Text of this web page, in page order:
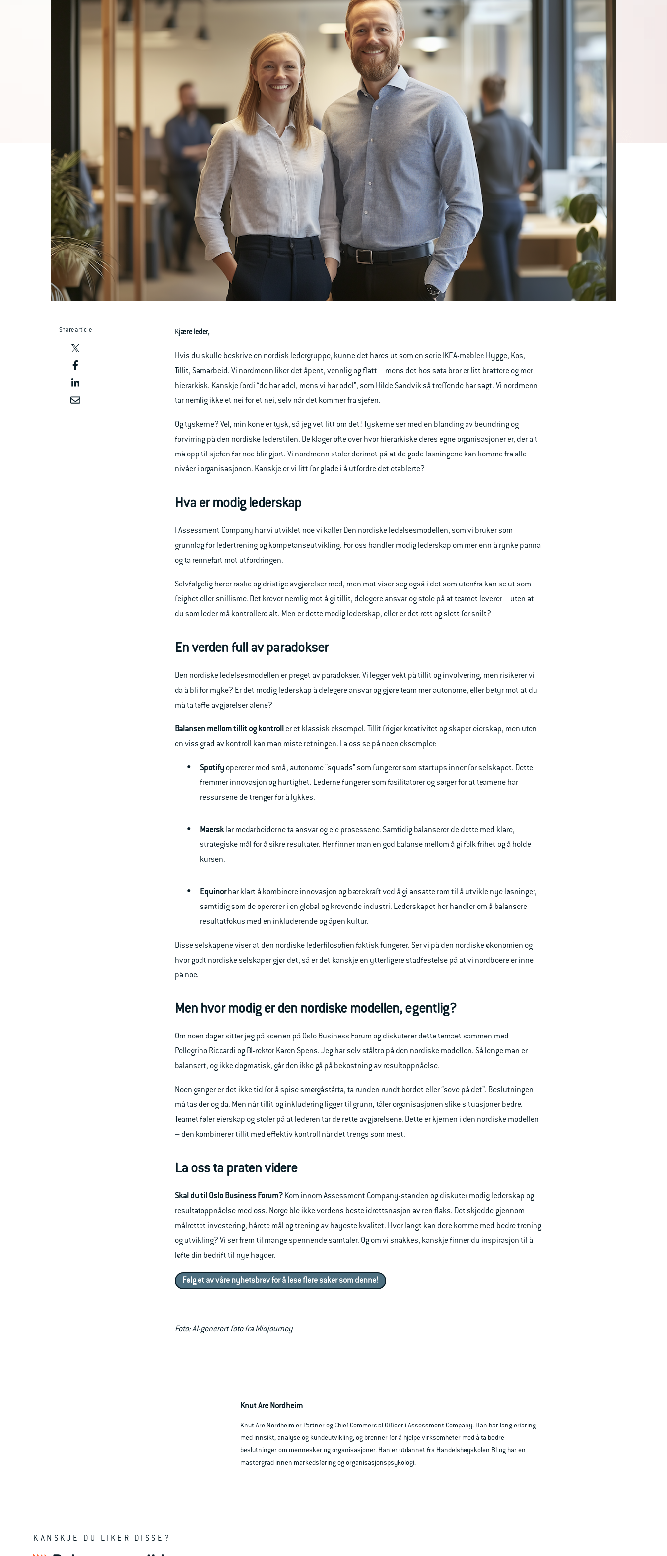
Share article Kjære leder,
Hvis du skulle beskrive en nordisk ledergruppe, kunne det høres ut som en serie IKEA-møbler: Hygge, Kos,
Tillit, Samarbeid. Vi nordmenn liker det åpent, vennlig og flatt – mens det hos søta bror er litt brattere og mer
hierarkisk. Kanskje fordi “de har adel, mens vi har odel”, som Hilde Sandvik så treffende har sagt. Vi nordmenn
tar nemlig ikke et nei for et nei, selv når det kommer fra sjefen.
Og tyskerne? Vel, min kone er tysk, så jeg vet litt om det! Tyskerne ser med en blanding av beundring og
forvirring på den nordiske lederstilen. De klager ofte over hvor hierarkiske deres egne organisasjoner er, der alt
må opp til sjefen før noe blir gjort. Vi nordmenn stoler derimot på at de gode løsningene kan komme fra alle
nivåer i organisasjonen. Kanskje er vi litt for glade i å utfordre det etablerte?
Hva er modig lederskap
I Assessment Company har vi utviklet noe vi kaller Den nordiske ledelsesmodellen, som vi bruker som
grunnlag for ledertrening og kompetanseutvikling. For oss handler modig lederskap om mer enn å rynke panna
og ta rennefart mot utfordringen.
Selvfølgelig hører raske og dristige avgjørelser med, men mot viser seg også i det som utenfra kan se ut som
feighet eller snillisme. Det krever nemlig mot å gi tillit, delegere ansvar og stole på at teamet leverer – uten at
du som leder må kontrollere alt. Men er dette modig lederskap, eller er det rett og slett for snilt?
En verden full av paradokser
Den nordiske ledelsesmodellen er preget av paradokser. Vi legger vekt på tillit og involvering, men risikerer vi
da å bli for myke? Er det modig lederskap å delegere ansvar og gjøre team mer autonome, eller betyr mot at du
må ta tøffe avgjørelser alene?
Balansen mellom tillit og kontroll er et klassisk eksempel. Tillit frigjør kreativitet og skaper eierskap, men uten
en viss grad av kontroll kan man miste retningen. La oss se på noen eksempler:
Spotify opererer med små, autonome "squads" som fungerer som startups innenfor selskapet. Dette
fremmer innovasjon og hurtighet. Lederne fungerer som fasilitatorer og sørger for at teamene har
ressursene de trenger for å lykkes.
Maersklar medarbeiderne ta ansvar og eie prosessene. Samtidig balanserer de dette med klare,
strategiske mål for å sikre resultater. Her finner man en god balanse mellom å gi folk frihet og å holde
kursen.
Equinorhar klart å kombinere innovasjon og bærekraft ved å gi ansatte rom til å utvikle nye løsninger,
samtidig som de opererer i en global og krevende industri. Lederskapet her handler om å balansere
resultatfokus med en inkluderende og åpen kultur.
Disse selskapene viser at den nordiske lederfilosofien faktisk fungerer. Ser vi på den nordiske økonomien og
hvor godt nordiske selskaper gjør det, så er det kanskje en ytterligere stadfestelse på at vi nordboere er inne
på noe.
Men hvor modig er den nordiske modellen, egentlig?
Om noen dager sitter jeg på scenen på Oslo Business Forum og diskuterer dette temaet sammen med
Pellegrino Riccardi og BI-rektor Karen Spens. Jeg har selv ståltro på den nordiske modellen. Så lenge man er
balansert, og ikke dogmatisk, går den ikke gå på bekostning av resultoppnåelse.
Noen ganger er det ikke tid for å spise smørgåstårta, ta runden rundt bordet eller “sove på det”. Beslutningen
må tas der og da. Men når tillit og inkludering ligger til grunn, tåler organisasjonen slike situasjoner bedre.
Teamet føler eierskap og stoler på at lederen tar de rette avgjørelsene. Dette er kjernen i den nordiske modellen
– den kombinerer tillit med effektiv kontroll når det trengs som mest.
La oss ta praten videre
Skal du til Oslo Business Forum? Kom innom Assessment Company-standen og diskuter modig lederskap og
resultatoppnåelse med oss. Norge ble ikke verdens beste idrettsnasjon av ren flaks. Det skjedde gjennom
målrettet investering, hårete mål og trening av høyeste kvalitet. Hvor langt kan dere komme med bedre trening
og utvikling? Vi ser frem til mange spennende samtaler. Og om vi snakkes, kanskje finner du inspirasjon til å
løfte din bedrift til nye høyder.
Følg et av våre nyhetsbrev for å lese flere saker som denne!
Foto: AI-generert foto fra Midjourney
Knut Are Nordheim
Knut Are Nordheim er Partner og Chief Commercial Officer i Assessment Company. Han har lang erfaring
med innsikt, analyse og kundeutvikling, og brenner for å hjelpe virksomheter med å ta bedre
beslutninger om mennesker og organisasjoner. Han er utdannet fra Handelshøyskolen BI og har en
mastergrad innen markedsføring og organisasjonspsykologi.
KANSKJE DU LIKER DISSE?